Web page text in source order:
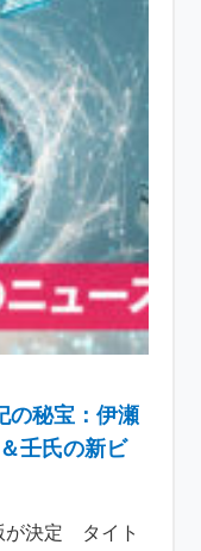
の秘宝：伊瀬
壬氏の新ビ
が決定 タイト